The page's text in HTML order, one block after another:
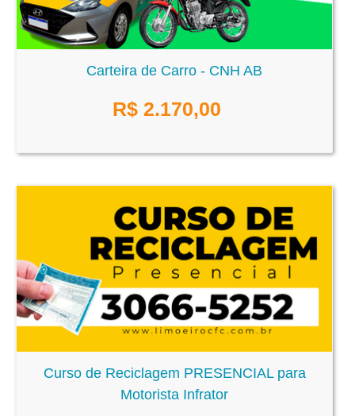
Carteira de Carro - CNH AB
R$ 2.170,00
Curso de Reciclagem PRESENCIAL para
Motorista Infrator